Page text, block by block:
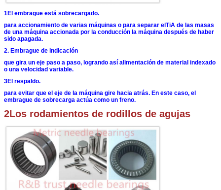
1El embrague está sobrecargado.
para accionamiento de varias máquinas o para separar el TiA de las masas
de una máquina accionada por la conducción la máquina después de haber
sido apagada.
2. Embrague de indicación
que gira un eje paso a paso, logrando así alimentación de material indexado
o una velocidad variable.
3El respaldo.
para evitar que el eje de la máquina gire hacia atrás. En este caso, el
embrague de sobrecarga actúa como un freno.
2Los rodamientos de rodillos de agujas